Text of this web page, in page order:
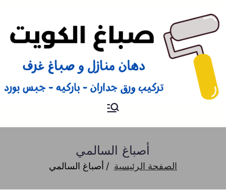
صباغ
أصباغ السالمي
الصفحة الرئيسية أصباغ السالمي